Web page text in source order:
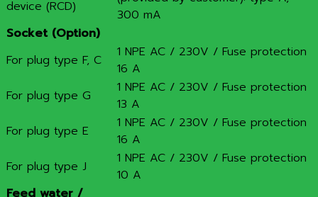
device (RCD)
300 mA
Socket (Option)
For plug type F, C
1 NPE AC / 230V / Fuse protection
16 A
For plug type G
1 NPE AC / 230V / Fuse protection
13 A
For plug type E
1 NPE AC / 230V / Fuse protection
16 A
For plug type J
1 NPE AC / 230V / Fuse protection
10 A
Feed water /